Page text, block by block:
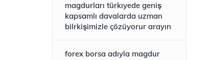
magdurları türkıyede geniş
kapsamlı davalarda uzman
bilrkişimizle çözüyorur arayın
forex borsa adıyla magdur